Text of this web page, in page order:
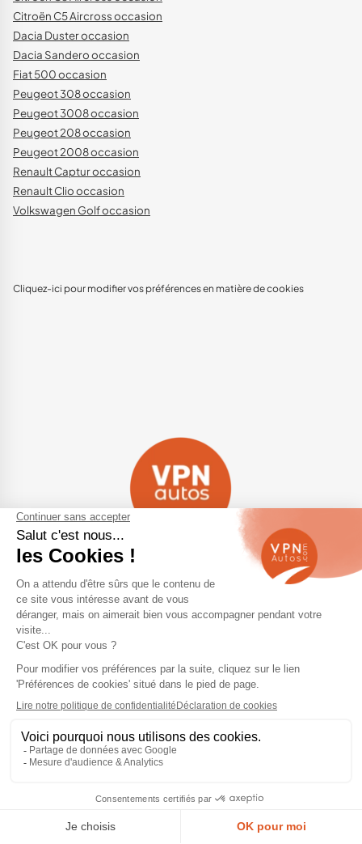
Citroën C5 Aircross occasion
Dacia Duster occasion
Dacia Sandero occasion
Fiat 500 occasion
Peugeot 308 occasion
Peugeot 3008 occasion
Peugeot 208 occasion
Peugeot 2008 occasion
Renault Captur occasion
Renault Clio occasion
Volkswagen Golf occasion
Cliquez-ici pour modifier vos préférences en matière de cookies
Navigation
Qui sommes-nous ?
Contactez-nous
VPN Autos Pro - Notre site de
voitures d'occasion pour
professionnels & marchands
Plan du site
Mentions légales
Rejoindre le réseau VPN Autos
Blog
Me connecter
Suivez-nous
© 2026 VPN Autos — Mentions légaleset